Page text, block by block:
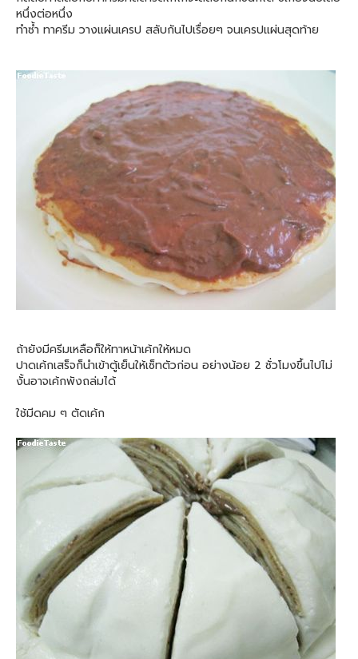
หนึ่งต่อหนึ่ง
ทำซ้ำ ทาครีม วางแผ่นเครป สลับกันไปเรื่อยๆ จนเครปแผ่นสุดท้าย
ถ้ายังมีครีมเหลือก็ให้ทาหน้าเค้กให้หมด
ปาดเค้กเสร็จก็นำเข้าตู้เย็นให้เซ็ทตัวก่อน อย่างน้อย 2 ชั่วโมงขึ้นไปไม่
งั้นอาจเค้กพังถล่มได้
ใช้มีดคม ๆ ตัดเค้ก